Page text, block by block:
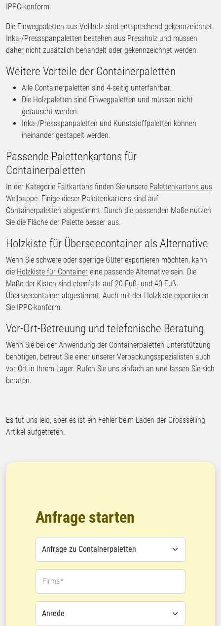
IPPC-konform.
Die Einwegpaletten aus Vollholz sind entsprechend gekennzeichnet.
Inka-/Pressspanpaletten bestehen aus Pressholz und müssen
daher nicht zusätzlich behandelt oder gekennzeichnet werden.
Weitere Vorteile der Containerpaletten
Alle Containerpaletten sind 4-seitig unterfahrbar.
Die Holzpaletten sind Einwegpaletten und müssen nicht
getauscht werden.
Inka-/Pressspanpaletten und Kunststoffpaletten können
ineinander gestapelt werden.
Passende Palettenkartons für
Containerpaletten
In der Kategorie Faltkartons finden Sie unsere Palettenkartons aus
Wellpappe. Einige dieser Palettenkartons sind auf
Containerpaletten abgestimmt. Durch die passenden Maße nutzen
Sie die Fläche der Palette besser aus.
Holzkiste für Überseecontainer als Alternative
Wenn Sie schwere oder sperrige Güter exportieren möchten, kann
die Holzkiste für Container eine passende Alternative sein. Die
Maße der Kisten sind ebenfalls auf 20-Fuß- und 40-Fuß-
Überseecontainer abgestimmt. Auch mit der Holzkiste exportieren
Sie IPPC-konform.
Vor-Ort-Betreuung und telefonische Beratung
Wenn Sie bei der Anwendung der Containerpaletten Unterstützung
benötigen, betreut Sie einer unserer Verpackungsspezialisten auch
vor Ort in Ihrem Lager. Rufen Sie uns einfach an und lassen Sie sich
beraten.
Es tut uns leid, aber es ist ein Fehler beim Laden der Crossselling
Artikel aufgetreten.
Anfrage starten
Firma*